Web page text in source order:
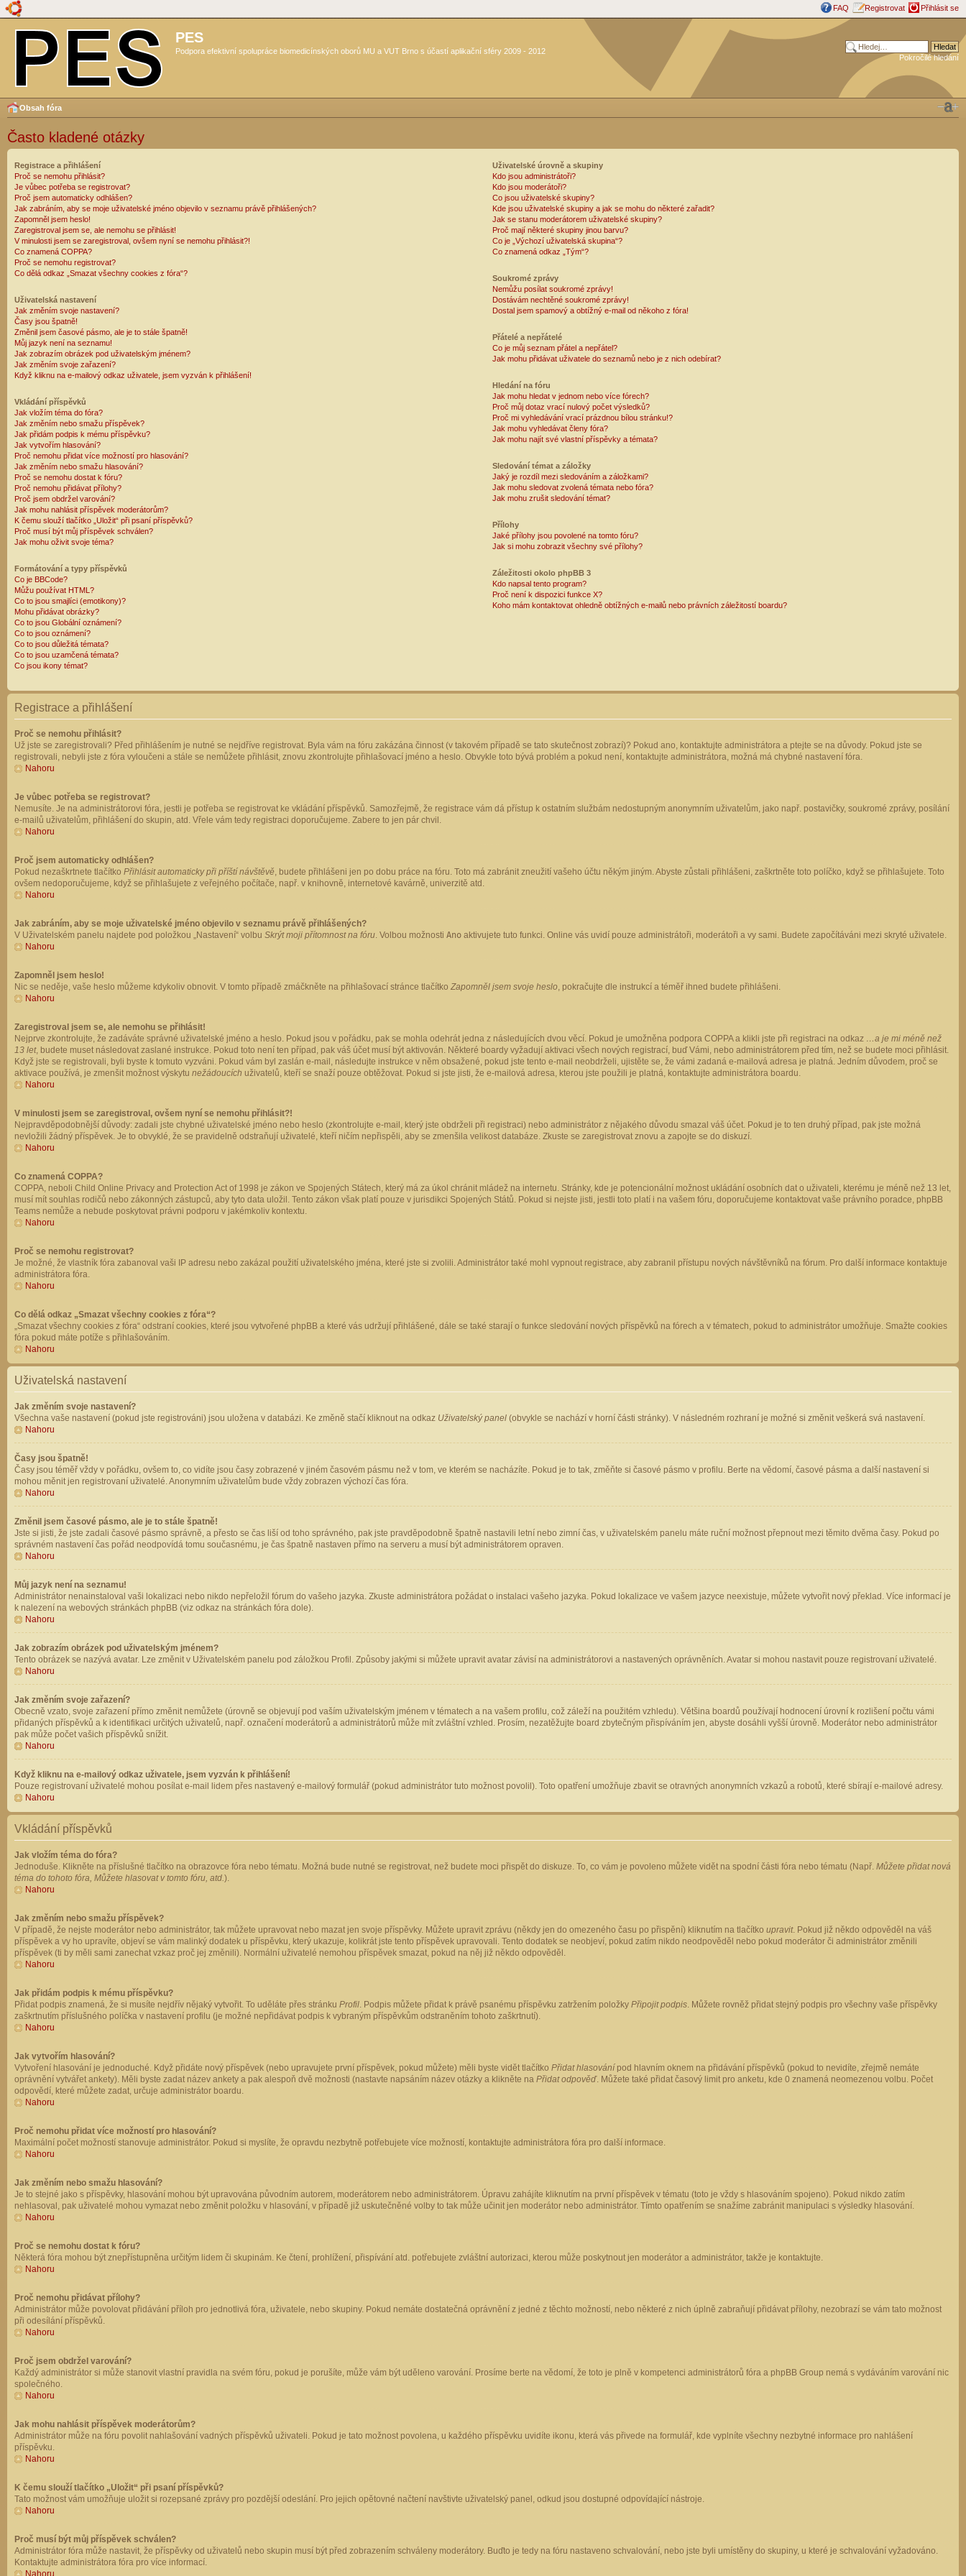
FAQ Registrovat Přihlásit se
PES
Podpora efektivní spolupráce biomedicínských oborů MU a VUT Brno s účastí aplikační sféry 2009 - 2012
Pokročilé hledání
Obsah fóra
Často kladené otázky
Registrace a přihlášení
Proč se nemohu přihlásit?
Je vůbec potřeba se registrovat?
Proč jsem automaticky odhlášen?
Jak zabráním, aby se moje uživatelské jméno objevilo v seznamu právě přihlášených?
Zapomněl jsem heslo!
Zaregistroval jsem se, ale nemohu se přihlásit!
V minulosti jsem se zaregistroval, ovšem nyní se nemohu přihlásit?!
Co znamená COPPA?
Proč se nemohu registrovat?
Co dělá odkaz „Smazat všechny cookies z fóra“?
Uživatelská nastavení
Jak změním svoje nastavení?
Časy jsou špatně!
Změnil jsem časové pásmo, ale je to stále špatně!
Můj jazyk není na seznamu!
Jak zobrazím obrázek pod uživatelským jménem?
Jak změním svoje zařazení?
Když kliknu na e-mailový odkaz uživatele, jsem vyzván k přihlášení!
Vkládání příspěvků
Jak vložím téma do fóra?
Jak změním nebo smažu příspěvek?
Jak přidám podpis k mému příspěvku?
Jak vytvořím hlasování?
Proč nemohu přidat více možností pro hlasování?
Jak změním nebo smažu hlasování?
Proč se nemohu dostat k fóru?
Proč nemohu přidávat přílohy?
Proč jsem obdržel varování?
Jak mohu nahlásit příspěvek moderátorům?
K čemu slouží tlačítko „Uložit“ při psaní příspěvků?
Proč musí být můj příspěvek schválen?
Jak mohu oživit svoje téma?
Formátování a typy příspěvků
Co je BBCode?
Můžu používat HTML?
Co to jsou smajlíci (emotikony)?
Mohu přidávat obrázky?
Co to jsou Globální oznámení?
Co to jsou oznámení?
Co to jsou důležitá témata?
Co to jsou uzamčená témata?
Co jsou ikony témat?
Uživatelské úrovně a skupiny
Kdo jsou administrátoři?
Kdo jsou moderátoři?
Co jsou uživatelské skupiny?
Kde jsou uživatelské skupiny a jak se mohu do některé zařadit?
Jak se stanu moderátorem uživatelské skupiny?
Proč mají některé skupiny jinou barvu?
Co je „Výchozí uživatelská skupina“?
Co znamená odkaz „Tým“?
Soukromé zprávy
Nemůžu posílat soukromé zprávy!
Dostávám nechtěné soukromé zprávy!
Dostal jsem spamový a obtížný e-mail od někoho z fóra!
Přátelé a nepřátelé
Co je můj seznam přátel a nepřátel?
Jak mohu přidávat uživatele do seznamů nebo je z nich odebírat?
Hledání na fóru
Jak mohu hledat v jednom nebo více fórech?
Proč můj dotaz vrací nulový počet výsledků?
Proč mi vyhledávání vrací prázdnou bílou stránku!?
Jak mohu vyhledávat členy fóra?
Jak mohu najít své vlastní příspěvky a témata?
Sledování témat a záložky
Jaký je rozdíl mezi sledováním a záložkami?
Jak mohu sledovat zvolená témata nebo fóra?
Jak mohu zrušit sledování témat?
Přílohy
Jaké přílohy jsou povolené na tomto fóru?
Jak si mohu zobrazit všechny své přílohy?
Záležitosti okolo phpBB 3
Kdo napsal tento program?
Proč není k dispozici funkce X?
Koho mám kontaktovat ohledně obtížných e-mailů nebo právních záležitostí boardu?
Registrace a přihlášení
Proč se nemohu přihlásit?
Už jste se zaregistrovali? Před přihlášením je nutné se nejdříve registrovat. Byla vám na fóru zakázána činnost (v takovém případě se tato skutečnost zobrazí)? Pokud ano, kontaktujte administrátora a ptejte se na důvody. Pokud jste se
registrovali, nebyli jste z fóra vyloučeni a stále se nemůžete přihlásit, znovu zkontrolujte přihlašovací jméno a heslo. Obvykle toto bývá problém a pokud není, kontaktujte administrátora, možná má chybné nastavení fóra.
Nahoru
Je vůbec potřeba se registrovat?
Nemusíte. Je na administrátorovi fóra, jestli je potřeba se registrovat ke vkládání příspěvků. Samozřejmě, že registrace vám dá přístup k ostatním službám nedostupným anonymním uživatelům, jako např. postavičky, soukromé zprávy, posílání
e-mailů uživatelům, přihlášení do skupin, atd. Vřele vám tedy registraci doporučujeme. Zabere to jen pár chvil.
Nahoru
Proč jsem automaticky odhlášen?
Pokud nezaškrtnete tlačítko Přihlásit automaticky při příští návštěvě, budete přihlášeni jen po dobu práce na fóru. Toto má zabránit zneužití vašeho účtu někým jiným. Abyste zůstali přihlášeni, zaškrtněte toto políčko, když se přihlašujete. Toto
ovšem nedoporučujeme, když se přihlašujete z veřejného počítače, např. v knihovně, internetové kavárně, univerzitě atd.
Nahoru
Jak zabráním, aby se moje uživatelské jméno objevilo v seznamu právě přihlášených?
V Uživatelském panelu najdete pod položkou „Nastavení“ volbu Skrýt moji přítomnost na fóru. Volbou možnosti Ano aktivujete tuto funkci. Online vás uvidí pouze administrátoři, moderátoři a vy sami. Budete započítáváni mezi skryté uživatele.
Nahoru
Zapomněl jsem heslo!
Nic se neděje, vaše heslo můžeme kdykoliv obnovit. V tomto případě zmáčkněte na přihlašovací stránce tlačítko Zapomněl jsem svoje heslo, pokračujte dle instrukcí a téměř ihned budete přihlášeni.
Nahoru
Zaregistroval jsem se, ale nemohu se přihlásit!
Nejprve zkontrolujte, že zadáváte správné uživatelské jméno a heslo. Pokud jsou v pořádku, pak se mohla odehrát jedna z následujících dvou věcí. Pokud je umožněna podpora COPPA a klikli jste při registraci na odkaz …a je mi méně než
13 let, budete muset následovat zaslané instrukce. Pokud toto není ten případ, pak váš účet musí být aktivován. Některé boardy vyžadují aktivaci všech nových registrací, buď Vámi, nebo administrátorem před tím, než se budete moci přihlásit.
Když jste se registrovali, byli byste k tomuto vyzváni. Pokud vám byl zaslán e-mail, následujte instrukce v něm obsažené, pokud jste tento e-mail neobdrželi, ujistěte se, že vámi zadaná e-mailová adresa je platná. Jedním důvodem, proč se
aktivace používá, je zmenšit možnost výskytu nežádoucích uživatelů, kteří se snaží pouze obtěžovat. Pokud si jste jisti, že e-mailová adresa, kterou jste použili je platná, kontaktujte administrátora boardu.
Nahoru
V minulosti jsem se zaregistroval, ovšem nyní se nemohu přihlásit?!
Nejpravděpodobnější důvody: zadali jste chybné uživatelské jméno nebo heslo (zkontrolujte e-mail, který jste obdrželi při registraci) nebo administrátor z nějakého důvodu smazal váš účet. Pokud je to ten druhý případ, pak jste možná
nevložili žádný příspěvek. Je to obvyklé, že se pravidelně odstraňují uživatelé, kteří ničím nepřispěli, aby se zmenšila velikost databáze. Zkuste se zaregistrovat znovu a zapojte se do diskuzí.
Nahoru
Co znamená COPPA?
COPPA, neboli Child Online Privacy and Protection Act of 1998 je zákon ve Spojených Státech, který má za úkol chránit mládež na internetu. Stránky, kde je potencionální možnost ukládání osobních dat o uživateli, kterému je méně než 13 let,
musí mít souhlas rodičů nebo zákonných zástupců, aby tyto data uložil. Tento zákon však platí pouze v jurisdikci Spojených Států. Pokud si nejste jisti, jestli toto platí i na vašem fóru, doporučujeme kontaktovat vaše právního poradce, phpBB
Teams nemůže a nebude poskytovat právni podporu v jakémkoliv kontextu.
Nahoru
Proč se nemohu registrovat?
Je možné, že vlastník fóra zabanoval vaši IP adresu nebo zakázal použití uživatelského jména, které jste si zvolili. Administrátor také mohl vypnout registrace, aby zabranil přístupu nových návštěvníků na fórum. Pro další informace kontaktuje
administrátora fóra.
Nahoru
Co dělá odkaz „Smazat všechny cookies z fóra“?
„Smazat všechny cookies z fóra“ odstraní cookies, které jsou vytvořené phpBB a které vás udržují přihlášené, dále se také starají o funkce sledování nových příspěvků na fórech a v tématech, pokud to administrátor umožňuje. Smažte cookies
fóra pokud máte potíže s přihlašováním.
Nahoru
Uživatelská nastavení
Jak změním svoje nastavení?
Všechna vaše nastavení (pokud jste registrováni) jsou uložena v databázi. Ke změně stačí kliknout na odkaz Uživatelský panel (obvykle se nachází v horní části stránky). V následném rozhraní je možné si změnit veškerá svá nastavení.
Nahoru
Časy jsou špatně!
Časy jsou téměř vždy v pořádku, ovšem to, co vidíte jsou časy zobrazené v jiném časovém pásmu než v tom, ve kterém se nacházíte. Pokud je to tak, změňte si časové pásmo v profilu. Berte na vědomí, časové pásma a další nastavení si
mohou měnit jen registrovaní uživatelé. Anonymním uživatelům bude vždy zobrazen výchozí čas fóra.
Nahoru
Změnil jsem časové pásmo, ale je to stále špatně!
Jste si jisti, že jste zadali časové pásmo správně, a přesto se čas liší od toho správného, pak jste pravděpodobně špatně nastavili letní nebo zimní čas, v uživatelském panelu máte ruční možnost přepnout mezi těmito dvěma časy. Pokud po
správném nastavení čas pořád neodpovídá tomu současnému, je čas špatně nastaven přímo na serveru a musí být administrátorem opraven.
Nahoru
Můj jazyk není na seznamu!
Administrátor nenainstaloval vaši lokalizaci nebo nikdo nepřeložil fórum do vašeho jazyka. Zkuste administrátora požádat o instalaci vašeho jazyka. Pokud lokalizace ve vašem jazyce neexistuje, můžete vytvořit nový překlad. Více informací je
k nalezení na webových stránkách phpBB (viz odkaz na stránkách fóra dole).
Nahoru
Jak zobrazím obrázek pod uživatelským jménem?
Tento obrázek se nazývá avatar. Lze změnit v Uživatelském panelu pod záložkou Profil. Způsoby jakými si můžete upravit avatar závisí na administrátorovi a nastavených oprávněních. Avatar si mohou nastavit pouze registrovaní uživatelé.
Nahoru
Jak změním svoje zařazení?
Obecně vzato, svoje zařazení přímo změnit nemůžete (úrovně se objevují pod vaším uživatelským jménem v tématech a na vašem profilu, což záleží na použitém vzhledu). Většina boardů používají hodnocení úrovní k rozlišení počtu vámi
přidaných příspěvků a k identifikaci určitých uživatelů, např. označení moderátorů a administrátorů může mít zvláštní vzhled. Prosím, nezatěžujte board zbytečným přispíváním jen, abyste dosáhli vyšší úrovně. Moderátor nebo administrátor
pak může počet vašich příspěvků snížit.
Nahoru
Když kliknu na e-mailový odkaz uživatele, jsem vyzván k přihlášení!
Pouze registrovaní uživatelé mohou posílat e-mail lidem přes nastavený e-mailový formulář (pokud administrátor tuto možnost povolil). Toto opatření umožňuje zbavit se otravných anonymních vzkazů a robotů, které sbírají e-mailové adresy.
Nahoru
Vkládání příspěvků
Jak vložím téma do fóra?
Jednoduše. Klikněte na příslušné tlačítko na obrazovce fóra nebo tématu. Možná bude nutné se registrovat, než budete moci přispět do diskuze. To, co vám je povoleno můžete vidět na spodní části fóra nebo tématu (Např. Můžete přidat nová
téma do tohoto fóra, Můžete hlasovat v tomto fóru, atd.).
Nahoru
Jak změním nebo smažu příspěvek?
V případě, že nejste moderátor nebo administrátor, tak můžete upravovat nebo mazat jen svoje příspěvky. Můžete upravit zprávu (někdy jen do omezeného času po přispění) kliknutím na tlačítko upravit. Pokud již někdo odpověděl na váš
příspěvek a vy ho upravíte, objeví se vám malinký dodatek u příspěvku, který ukazuje, kolikrát jste tento příspěvek upravovali. Tento dodatek se neobjeví, pokud zatím nikdo neodpověděl nebo pokud moderátor či administrátor změnili
příspěvek (ti by měli sami zanechat vzkaz proč jej změnili). Normální uživatelé nemohou příspěvek smazat, pokud na něj již někdo odpověděl.
Nahoru
Jak přidám podpis k mému příspěvku?
Přidat podpis znamená, že si musíte nejdřív nějaký vytvořit. To uděláte přes stránku Profil. Podpis můžete přidat k právě psanému příspěvku zatržením položky Připojit podpis. Můžete rovněž přidat stejný podpis pro všechny vaše příspěvky
zaškrtnutím příslušného políčka v nastavení profilu (je možné nepřidávat podpis k vybraným příspěvkům odstraněním tohoto zaškrtnutí).
Nahoru
Jak vytvořím hlasování?
Vytvoření hlasování je jednoduché. Když přidáte nový příspěvek (nebo upravujete první příspěvek, pokud můžete) měli byste vidět tlačítko Přidat hlasování pod hlavním oknem na přidávání příspěvků (pokud to nevidíte, zřejmě nemáte
oprávnění vytvářet ankety). Měli byste zadat název ankety a pak alespoň dvě možnosti (nastavte napsáním název otázky a klikněte na Přidat odpověď. Můžete také přidat časový limit pro anketu, kde 0 znamená neomezenou volbu. Počet
odpovědí, které můžete zadat, určuje administrátor boardu.
Nahoru
Proč nemohu přidat více možností pro hlasování?
Maximální počet možností stanovuje administrátor. Pokud si myslíte, že opravdu nezbytně potřebujete více možností, kontaktujte administrátora fóra pro další informace.
Nahoru
Jak změním nebo smažu hlasování?
Je to stejné jako s příspěvky, hlasování mohou být upravována původním autorem, moderátorem nebo administrátorem. Úpravu zahájíte kliknutím na první příspěvek v tématu (toto je vždy s hlasováním spojeno). Pokud nikdo zatím
nehlasoval, pak uživatelé mohou vymazat nebo změnit položku v hlasování, v případě již uskutečněné volby to tak může učinit jen moderátor nebo administrátor. Tímto opatřením se snažíme zabránit manipulaci s výsledky hlasování.
Nahoru
Proč se nemohu dostat k fóru?
Některá fóra mohou být znepřístupněna určitým lidem či skupinám. Ke čtení, prohlížení, přispívání atd. potřebujete zvláštní autorizaci, kterou může poskytnout jen moderátor a administrátor, takže je kontaktujte.
Nahoru
Proč nemohu přidávat přílohy?
Administrátor může povolovat přidávání příloh pro jednotlivá fóra, uživatele, nebo skupiny. Pokud nemáte dostatečná oprávnění z jedné z těchto možností, nebo některé z nich úplně zabraňují přidávat přílohy, nezobrazí se vám tato možnost
při odesílání příspěvků.
Nahoru
Proč jsem obdržel varování?
Každý administrátor si může stanovit vlastní pravidla na svém fóru, pokud je porušíte, může vám být uděleno varování. Prosíme berte na vědomí, že toto je plně v kompetenci administrátorů fóra a phpBB Group nemá s vydáváním varování nic
společného.
Nahoru
Jak mohu nahlásit příspěvek moderátorům?
Administrátor může na fóru povolit nahlašování vadných příspěvků uživateli. Pokud je tato možnost povolena, u každého příspěvku uvidíte ikonu, která vás přivede na formulář, kde vyplníte všechny nezbytné informace pro nahlášení
příspěvku.
Nahoru
K čemu slouží tlačítko „Uložit“ při psaní příspěvků?
Tato možnost vám umožňuje uložit si rozepsané zprávy pro pozdější odeslání. Pro jejich opětovné načtení navštivte uživatelský panel, odkud jsou dostupné odpovídající nástroje.
Nahoru
Proč musí být můj příspěvek schválen?
Administrátor fóra může nastavit, že příspěvky od uživatelů nebo skupin musí být před zobrazením schváleny moderátory. Buďto je tedy na fóru nastaveno schvalování, nebo jste byli umístěny do skupiny, u které je schvalování vyžadováno.
Kontaktujte administrátora fóra pro více informací.
Nahoru